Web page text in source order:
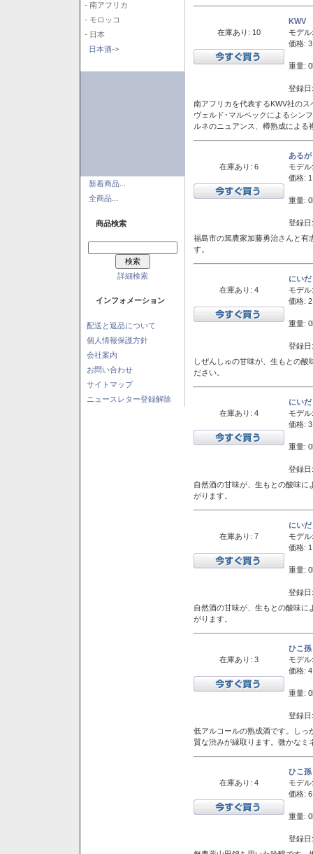
- 南アフリカ
- モロッコ
- 日本
日本酒->
新着商品...
全商品...
商品検索
詳細検索
インフォメーション
配送と返品について
個人情報保護方針
会社案内
お問い合わせ
サイトマップ
ニュースレター登録解除
在庫あり: 10
KWV
モデル:
価格:
重量:
登録
南アフリカを代表するKWV社の
ヴェルド･マルベックによるシン
ルネのニュアンス、樽熟成によ
在庫あり: 6
ある
モデル:
価格:
重量:
登録
福島市の篤農家加藤勇治さんと有
す。
在庫あり: 4
にい
モデル:
価格:
重量:
登録
しぜんしゅの甘味が、生もとの
ださい。
在庫あり: 4
にい
モデル:
価格:
重量:
登録
自然酒の甘味が、生もとの酸味
がります。
在庫あり: 7
にい
モデル:
価格:
重量:
登録
自然酒の甘味が、生もとの酸味
がります。
在庫あり: 3
ひこ
モデル:
価格:
重量:
登録
低アルコールの熟成酒です。しっ
質な渋みが縁取ります。微かなミ
在庫あり: 4
ひこ
モデル:
価格:
重量:
登録